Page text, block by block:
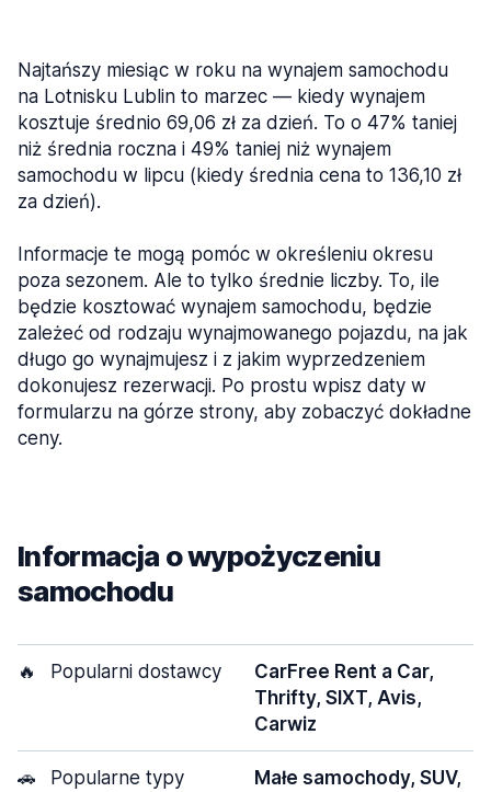
Najtańszy miesiąc w roku na wynajem samochodu
na Lotnisku Lublin to marzec — kiedy wynajem
kosztuje średnio 69,06 zł za dzień. To o 47% taniej
niż średnia roczna i 49% taniej niż wynajem
samochodu w lipcu (kiedy średnia cena to 136,10 zł
za dzień).
Informacje te mogą pomóc w określeniu okresu
poza sezonem. Ale to tylko średnie liczby. To, ile
będzie kosztować wynajem samochodu, będzie
zależeć od rodzaju wynajmowanego pojazdu, na jak
długo go wynajmujesz i z jakim wyprzedzeniem
dokonujesz rezerwacji. Po prostu wpisz daty w
formularzu na górze strony, aby zobaczyć dokładne
ceny.
Informacja o wypożyczeniu
samochodu
🔥 Popularni dostawcy
CarFree Rent a Car,
Thrifty, SIXT, Avis,
Carwiz
🚗
Popularne typy
Małe samochody, SUV,